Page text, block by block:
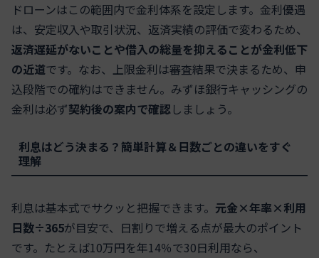
ドローンはこの範囲内で金利体系を設定します。金利優遇
は、安定収入や取引状況、返済実績の評価で変わるため、
返済遅延がないことや借入の総量を抑えることが金利低下
の近道です。なお、上限金利は審査結果で決まるため、申
込段階での確約はできません。みずほ銀行キャッシングの
金利は必ず契約後の案内で確認しましょう。
利息はどう決まる？簡単計算＆日数ごとの違いをすぐ
理解
利息は基本式でサクッと把握できます。 元金×年率×利用
日数÷365が目安で、日割りで増える点が最大のポイント
です。たとえば10万円を年14％で30日利用なら、